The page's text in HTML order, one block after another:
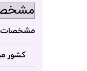
مشخصات
کشور